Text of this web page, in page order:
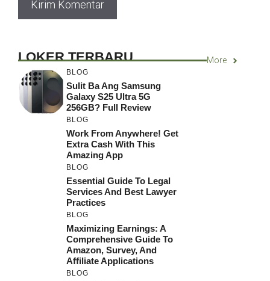
LOKER TERBARU More
BLOG
Sulit Ba Ang Samsung
Galaxy S25 Ultra 5G
256GB? Full Review
BLOG
Work From Anywhere! Get
Extra Cash With This
Amazing App
BLOG
Essential Guide To Legal
Services And Best Lawyer
Practices
BLOG
Maximizing Earnings: A
Comprehensive Guide To
Amazon, Survey, And
Affiliate Applications
BLOG